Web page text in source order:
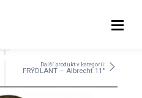
Další produkt v kategorii:
FRÝDLANT – Albrecht 11°